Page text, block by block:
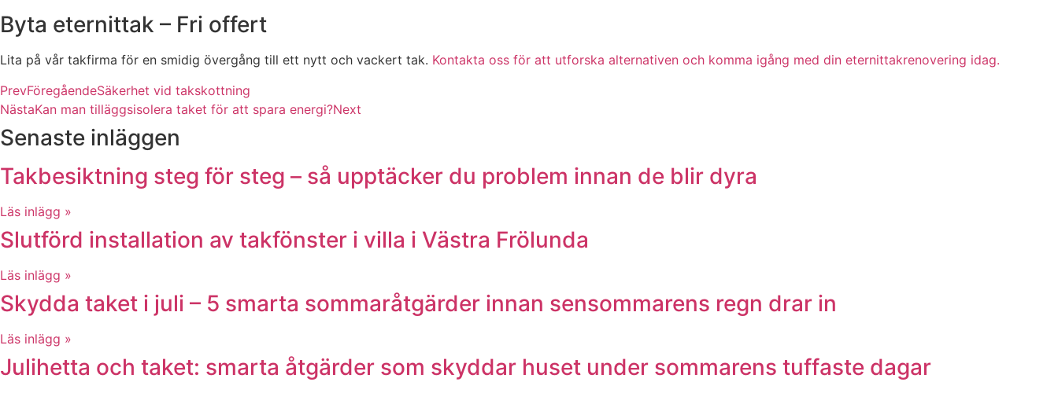
Byta eternittak – Fri offert
Lita på vår takfirma för en smidig övergång till ett nytt och vackert tak. Kontakta oss för att utforska alternativen och komma igång med din eternittakrenovering idag.
PrevFöregåendeSäkerhet vid takskottning
NästaKan man tilläggsisolera taket för att spara energi?Next
Senaste inläggen
Takbesiktning steg för steg – så upptäcker du problem innan de blir dyra
Läs inlägg »
Slutförd installation av takfönster i villa i Västra Frölunda
Läs inlägg »
Skydda taket i juli – 5 smarta sommaråtgärder innan sensommarens regn drar in
Läs inlägg »
Julihetta och taket: smarta åtgärder som skyddar huset under sommarens tuffaste dagar